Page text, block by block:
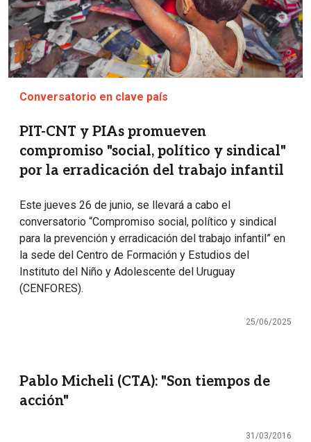
Conversatorio en clave país
PIT-CNT y PIAs promueven
compromiso "social, político y sindical"
por la erradicación del trabajo infantil
Este jueves 26 de junio, se llevará a cabo el
conversatorio “Compromiso social, político y sindical
para la prevención y erradicación del trabajo infantil” en
la sede del Centro de Formación y Estudios del
Instituto del Niño y Adolescente del Uruguay
(CENFORES).
25/06/2025
Pablo Micheli (CTA): "Son tiempos de
acción"
31/03/2016